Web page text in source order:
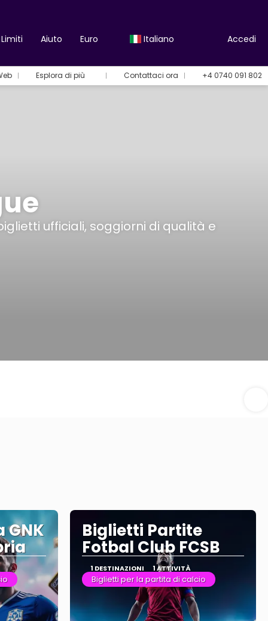
Aiuto Euro Italiano Accedi
Esplora di più Contattaci ora +4 0740 091 802
ufficiali, soggiorni di qualità e
GNK Biglietti Partite
Fotbal Club FCSB
1 DESTINAZIONI 1 ATTIVITÀ
Biglietti per la partita di calcio